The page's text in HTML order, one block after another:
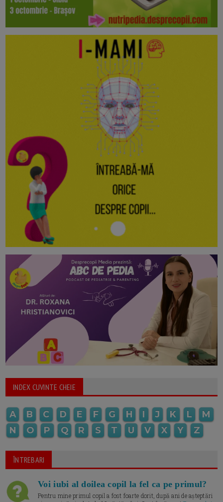
INDEX CUVINTE CHEIE
A B C D E F G H I J K L
M
N
O P Q R S T U V X Y Z
ÎNTREBARI
Voi iubi al doilea copil la fel ca pe primul?
Pentru mine primul copil a fost foarte dorit, după ani de așteptări